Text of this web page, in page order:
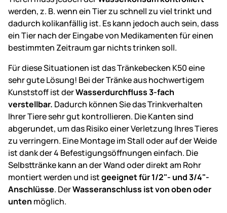
werden, z. B. wenn ein Tier zu schnell zu viel trinkt und
dadurch kolikanfällig ist. Es kann jedoch auch sein, dass
ein Tier nach der Eingabe von Medikamenten für einen
bestimmten Zeitraum gar nichts trinken soll.
Für diese Situationen ist das Tränkebecken K50 eine
sehr gute Lösung! Bei der Tränke aus hochwertigem
Kunststoff ist derWasserdurchfluss 3-fach
verstellbar. Dadurch können Sie das Trinkverhalten
Ihrer Tiere sehr gut kontrollieren. Die Kanten sind
abgerundet, um das Risiko einer Verletzung Ihres Tieres
zu verringern. Eine Montage im Stall oder auf der Weide
ist dank der 4 Befestigungsöffnungen einfach. Die
Selbsttränke kann an der Wand oder direkt am Rohr
montiert werden und istgeeignet für 1/2"- und 3/4"-
Anschlüsse. DerWasseranschluss ist von oben oder
unten möglich.